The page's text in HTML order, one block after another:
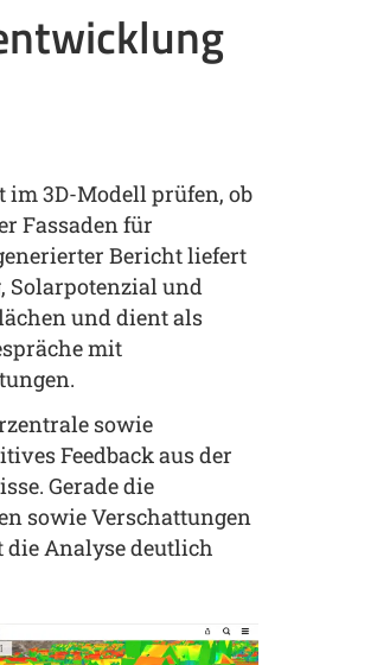
3D-Modell prüfen, ob
Fassaden für
Bericht liefert
Solarpotenzial und
und dient als
mit
sowie
Feedback aus der
Gerade die
sowie Verschattungen
die Analyse deutlich